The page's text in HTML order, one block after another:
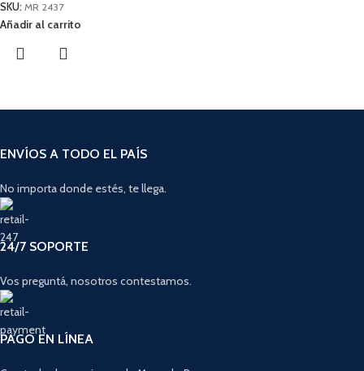
SKU: MR 2437
Añadir al carrito
ENVÍOS A TODO EL PAÍS
No importa donde estés, te llega.
24/7 SOPORTE
Vos preguntá, nosotros contestamos.
PAGO EN LÍNEA